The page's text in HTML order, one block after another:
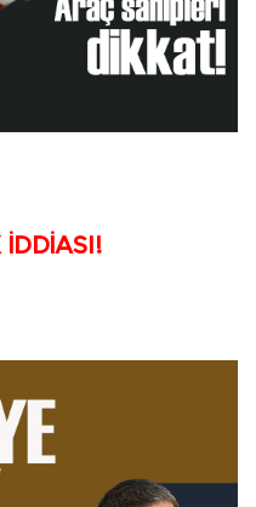
İDDİASI!